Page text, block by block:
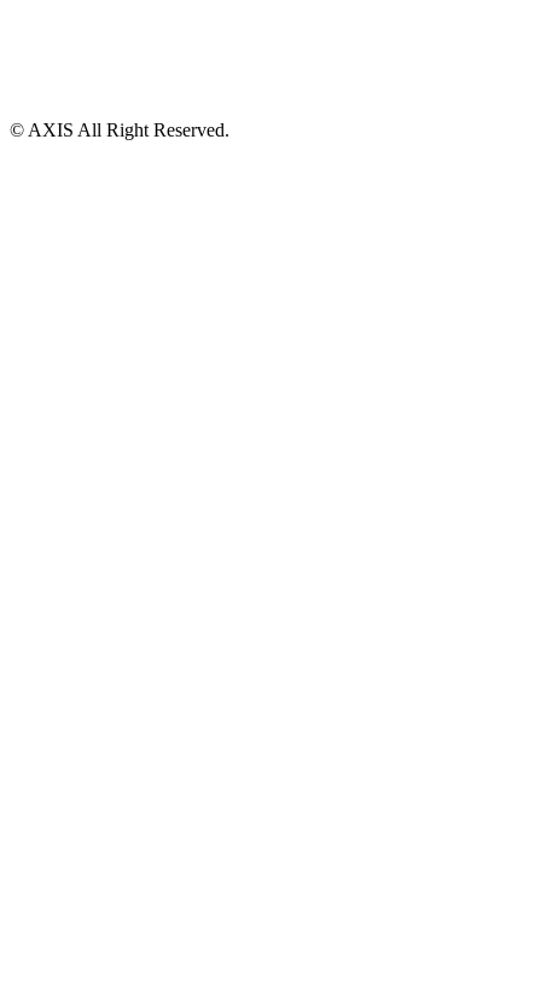
© AXIS All Right Reserved.